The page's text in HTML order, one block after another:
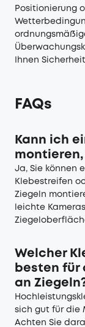
Positionierung
Ihnen
FAQs
Kann ich
montieren,
Ja, Sie können
Klebestreifen
Ziegeln
leichte
Welcher
besten für
an
sich gut für die
Achten Sie